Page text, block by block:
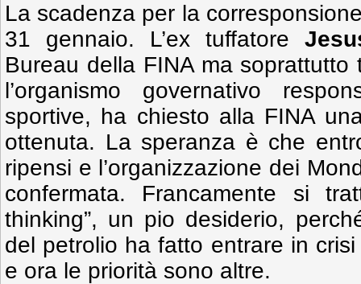
La scadenza per la
31 gennaio. L’ex tuffatore
Bureau della FINA ma
l’organismo governativo
sportive, ha chiesto alla FINA
ottenuta. La speranza è che
ripensi e l’organizzazione dei
confermata. Francamente si
thinking”, un pio desiderio,
del petrolio ha fatto entrare in crisi
e ora le priorità sono altre.